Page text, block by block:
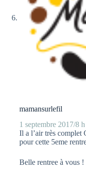
mamansurlefil
1 septembre 2017/8
Il a l’air très
pour cette 5eme
Belle rentree à vous !